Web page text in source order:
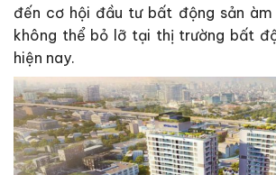
đến cơ hội đầu tư bất động sản àm
không thể bỏ lỡ tại thị trường bất
hiện nay.